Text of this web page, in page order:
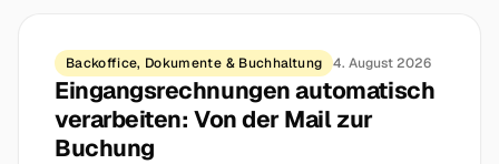
Backoffice, Dokumente & Buchhaltung 4. August 2026
Eingangsrechnungen automatisch
verarbeiten: Von der Mail zur
Buchung